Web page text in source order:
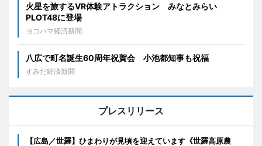
火星を旅するVR体験アトラクション みなとみらい
PLOT48に登場
ヨコハマ経済新聞
八広で町名誕生60周年祝賀会 小池都知事も祝福
すみだ経済新聞
プレスリリース
【広島／世羅】ひまわりが見頃を迎えています《世羅高原農